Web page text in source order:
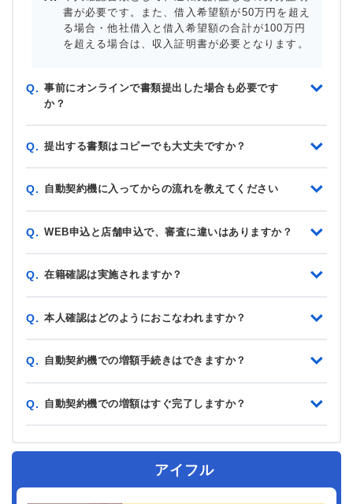
書が必要です。また、借入希望額が50万円を超え
る場合・他社借入と借入希望額の合計が100万円
を超える場合は、収入証明書が必要となります。
Q. 事前にオンラインで書類提出した場合も必要です
か？
Q. 提出する書類はコピーでも大丈夫ですか？
Q. 自動契約機に入ってからの流れを教えてください
Q. WEB申込と店舗申込で、審査に違いはありますか？
Q. 在籍確認は実施されますか？
Q. 本人確認はどのようにおこなわれますか？
Q. 自動契約機での増額手続きはできますか？
Q. 自動契約機での増額はすぐ完了しますか？
アイフル